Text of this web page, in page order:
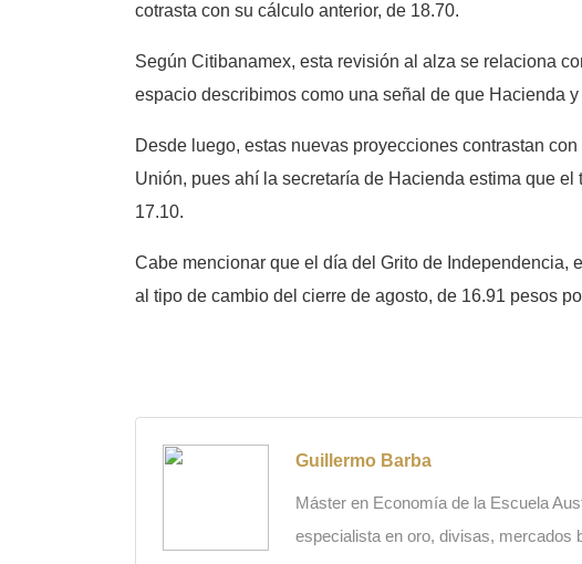
cotrasta con su cálculo anterior, de 18.70.
Según Citibanamex, esta revisión al alza se relaciona
espacio describimos como una señal de que Hacienda
Desde luego, estas nuevas proyecciones contrastan
Unión, pues ahí la secretaría de Hacienda estima que
17.10.
Cabe mencionar que el día del Grito de Independencia,
al tipo de cambio del cierre de agosto, de 16.91 pesos
Guillermo Barba
Máster en Economía de la Escuela
especialista en oro, divisas, mercados